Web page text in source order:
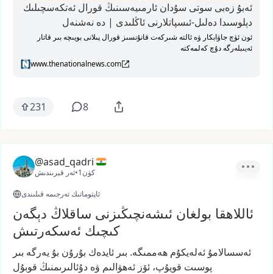
ئەبۇ زەبى سوتى سۇدان ئارمىيەسىنىڭ قورال ئەتكەسچىلىك
دېلوسىدا دەلىل-ئىسپاتلارنى ئاڭلىدى | دە نەشنەل
ئون ئۈچ جاۋابكار ۋە ئالتە شىركەت قانۇنسىز قورال پىلانى بويىچە بىر قاتار
ئەيىبلەرگە دۇچ كەلمەكتە
www.thenationalnews.com
231 8
@asad_qadri
ئەر قېرىندىش• 1كۈن
ئاپتوماتىك تەرجىمە قىلىندى
ئاللاھقا بولغان ئىشەنچىڭىزنى ساقلاڭ دېگەن
كىچىك ئەسكەرتىش
ئەسسالامۇ ئەلەيكۇم ھەممىگە. بىر ئايدەك بۇرۇن بۇ يەرگە بىر
پوسىت قويۇپ، ئۆز ئەھۋالىم ۋە دۇئالىرىمنىڭ قوبۇل